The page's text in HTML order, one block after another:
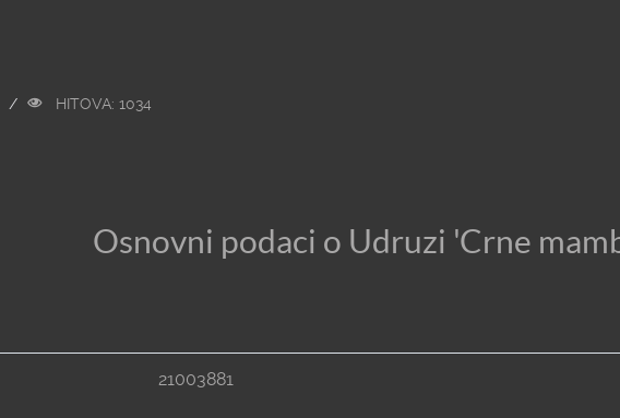
HITOVA: 1034
Osnovni podaci o Udruzi 'Crne
21003881